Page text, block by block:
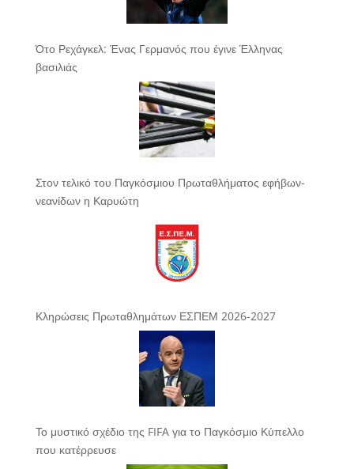
Ότο Ρεχάγκελ: Ένας Γερμανός που έγινε Έλληνας
βασιλιάς
Στον τελικό του Παγκόσμιου Πρωταθλήματος εφήβων-
νεανίδων η Καρυώτη
Κληρώσεις Πρωταθλημάτων ΕΣΠΕΜ 2026-2027
Το μυστικό σχέδιο της FIFA για το Παγκόσμιο Κύπελλο
που κατέρρευσε